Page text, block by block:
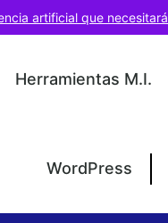
Herramientas M.I.
WordPress
artificial que necesitará